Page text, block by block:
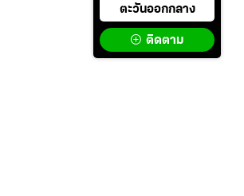
ตะวันออกกลาง
ติดตาม